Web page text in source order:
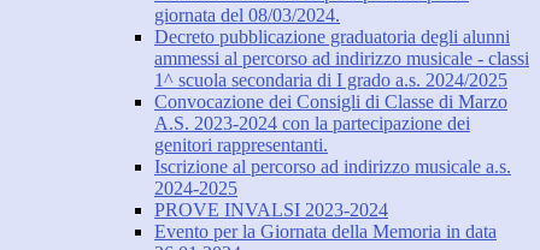
giornata del 08/03/2024.
Decreto pubblicazione graduatoria degli alunni
ammessi al percorso ad indirizzo musicale - classi
1^ scuola secondaria di I grado a.s. 2024/2025
Convocazione dei Consigli di Classe di Marzo
A.S. 2023-2024 con la partecipazione dei
genitori rappresentanti.
Iscrizione al percorso ad indirizzo musicale a.s.
2024-2025
PROVE INVALSI 2023-2024
Evento per la Giornata della Memoria in data